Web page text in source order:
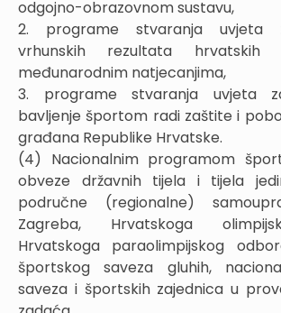
odgojno-obrazovnom sustavu,
2. programe stvaranja uvjeta
vrhunskih rezultata hrvatskih
međunarodnim natjecanjima,
3. programe stvaranja uvjeta
bavljenje športom radi zaštite i
građana Republike Hrvatske.
(4) Nacionalnim programom
obveze državnih tijela i tijela
područne (regionalne)
Zagreba, Hrvatskoga
Hrvatskoga paraolimpijskog
športskog saveza gluhih,
saveza i športskih zajednica u